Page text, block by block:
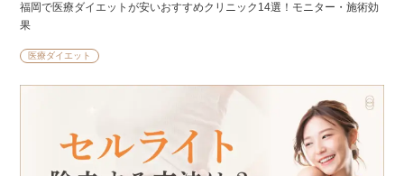
福岡で医療ダイエットが安いおすすめクリニック14選！モニター・施術効
果
医療ダイエット